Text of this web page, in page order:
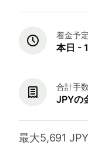
着金予
本日 -
合計手
JPYの
最大5,691